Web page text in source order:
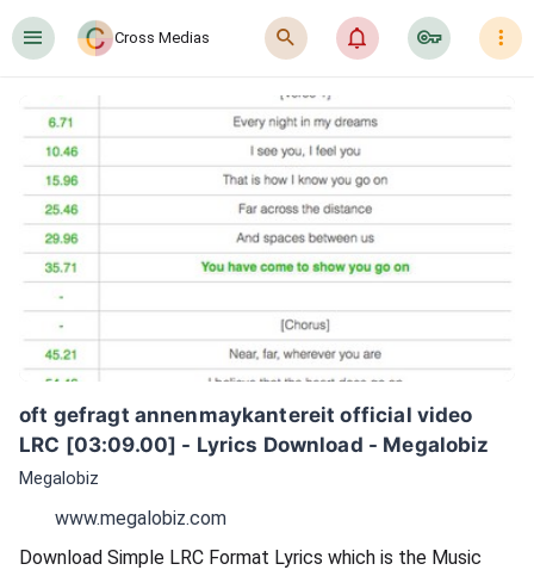
󰍜 Cross Medias 󰍉 󰂜 󰷖 󰇙
oft gefragt annenmaykantereit official video
LRC [03:09.00] - Lyrics Download - Megalobiz
Megalobiz
www.megalobiz.com
Download Simple LRC Format Lyrics which is the Music